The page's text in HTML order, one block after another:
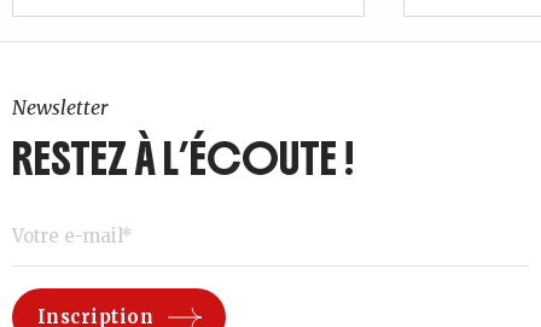
Newsletter
RESTEZ À L’ÉCOUTE !